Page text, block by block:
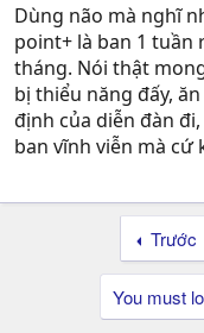
Dùng não mà nghĩ
point+ là ban 1 tuần
tháng. Nói thật
bị thiểu năng đấy,
định của diễn đàn
ban vĩnh viễn mà cứ
Trước
You must